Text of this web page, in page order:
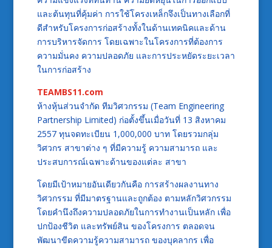
และต้นทุนที่คุ้มค่า การใช้โครงเหล็กจึงเป็นทางเลือกที่
ดีสำหรับโครงการก่อสร้างทั้งในด้านเทคนิคและด้าน
การบริหารจัดการ โดยเฉพาะในโครงการที่ต้องการ
ความมั่นคง ความปลอดภัย และการประหยัดระยะเวลา
ในการก่อสร้าง
TEAMBS11.com
ห้างหุ้นส่วนจำกัด ทีมวิศวกรรม (Team Engineering
Partnership Limited) ก่อตั้งขึ้นเมื่อวันที่ 13 สิงหาคม
2557 ทุนจดทะเบียน 1,000,000 บาท โดยรวมกลุ่ม
วิศวกร สาขาต่าง ๆ ที่มีความรู้ ความสามารถ และ
ประสบการณ์เฉพาะด้านของแต่ละ สาขา
โดยมีเป้าหมายอันเดียวกันคือ การสร้างผลงานทาง
วิศวกรรม ที่มีมาตรฐานและถูกต้อง ตามหลักวิศวกรรม
โดยคำนึงถึงความปลอดภัยในการทำงานเป็นหลัก เพื่อ
ปกป้องชีวิต และทรัพย์สิน ของโครงการ ตลอดจน
พัฒนาขีดความรู้ความสามารถ ของบุคลากร เพื่อ